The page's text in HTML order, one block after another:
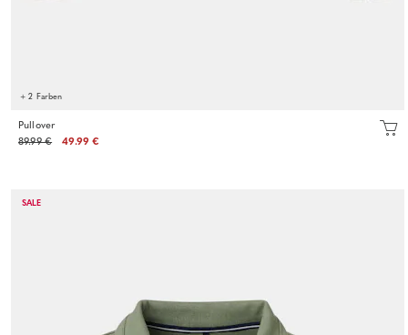
+ 2 Farben
Pullover
89.99 €
49.99 €
SALE